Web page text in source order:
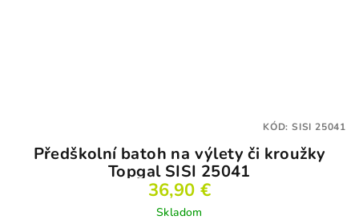
Předškolní batoh na výlety či kroužky
Topgal SISI 25041
36,90 €
Skladom
KÓD: SISI 25041